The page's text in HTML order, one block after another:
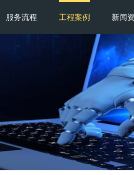
服务流程 工程案例 新闻